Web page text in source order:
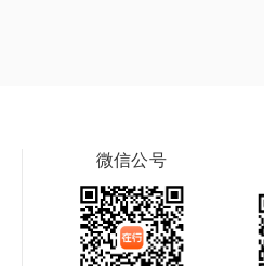
微信公号